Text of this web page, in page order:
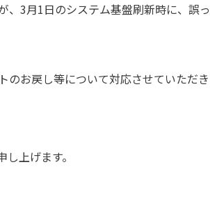
、3月1日のシステム基盤刷新時に、誤っ
のお戻し等について対応させていただき
上げます。